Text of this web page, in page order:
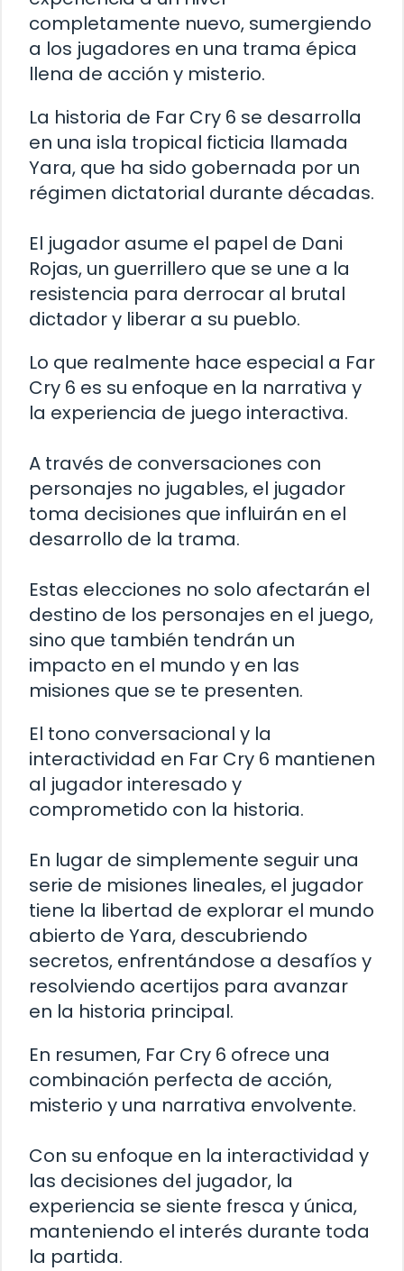
completamente nuevo, sumergiendo
a los jugadores en una trama épica
llena de acción y misterio.
La historia de Far Cry 6 se desarrolla
en una isla tropical ficticia llamada
Yara, que ha sido gobernada por un
régimen dictatorial durante décadas.
El jugador asume el papel de Dani
Rojas, un guerrillero que se une a la
resistencia para derrocar al brutal
dictador y liberar a su pueblo.
Lo que realmente hace especial a Far
Cry 6 es su enfoque en la narrativa y
la experiencia de juego interactiva.
A través de conversaciones con
personajes no jugables, el jugador
toma decisiones que influirán en el
desarrollo de la trama.
Estas elecciones no solo afectarán el
destino de los personajes en el juego,
sino que también tendrán un
impacto en el mundo y en las
misiones que se te presenten.
El tono conversacional y la
interactividad en Far Cry 6 mantienen
al jugador interesado y
comprometido con la historia.
En lugar de simplemente seguir una
serie de misiones lineales, el jugador
tiene la libertad de explorar el mundo
abierto de Yara, descubriendo
secretos, enfrentándose a desafíos y
resolviendo acertijos para avanzar
en la historia principal.
En resumen, Far Cry 6 ofrece una
combinación perfecta de acción,
misterio y una narrativa envolvente.
Con su enfoque en la interactividad y
las decisiones del jugador, la
experiencia se siente fresca y única,
manteniendo el interés durante toda
la partida.